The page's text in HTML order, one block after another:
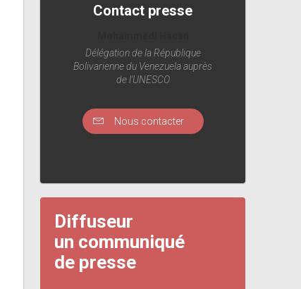
Contact presse
Délégation de la République
Bolivarienne du Venezuela auprès
de l'UNESCO
Nous contacter
Diffuseur
un communiqué
de presse